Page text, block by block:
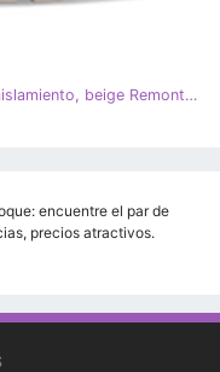
Botas cómodas de piel con tacón alto y aislamiento, beige Remonte D0A74-60
encuentre el par de
precios atractivos.